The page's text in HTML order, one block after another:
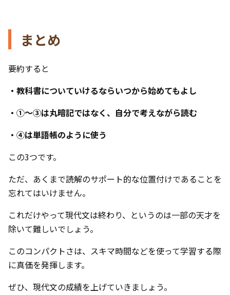
まとめ
要約すると
・教科書についていけるならいつから始めてもよし
・①～③は丸暗記ではなく、自分で考えながら読む
・④は単語帳のように使う
この3つです。
ただ、あくまで読解のサポート的な位置付けであることを
忘れてはいけません。
これだけやって現代文は終わり、というのは一部の天才を
除いて難しいでしょう。
このコンパクトさは、スキマ時間などを使って学習する際
に真価を発揮します。
ぜひ、現代文の成績を上げていきましょう。